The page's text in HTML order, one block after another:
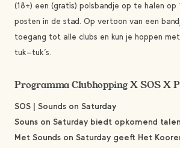
(18+) een (gratis) polsbandje op te halen op
posten in de stad. Op vertoon van een
toegang tot alle clubs en kun je hoppen
tuk-tuk’s.
Programma Clubhopping X SOS X
SOS | Sounds on Saturday
Souns on Saturday biedt opkomend
Met Sounds on Saturday geeft Het